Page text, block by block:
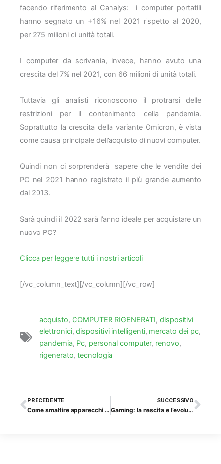
facendo riferimento al Canalys: i computer portatili
hanno segnato un +16% nel 2021 rispetto al 2020,
per 275 milioni di unità totali.
I computer da scrivania, invece, hanno avuto una
crescita del 7% nel 2021, con 66 milioni di unità totali.
Tuttavia gli analisti riconoscono il protrarsi delle
restrizioni per il contenimento della pandemia.
Soprattutto la crescita della variante Omicron, è vista
come causa principale dell’acquisto di nuovi computer.
Quindi non ci sorprenderà sapere che le vendite dei
PC nel 2021 hanno registrato il più grande aumento
dal 2013.
Sarà quindi il 2022 sarà l’anno ideale per acquistare un
nuovo PC?
Clicca per leggere tutti i nostri articoli
[/vc_column_text][/vc_column][/vc_row]
acquisto, COMPUTER RIGENERATI, dispositivi
elettronici, dispositivi intelligenti, mercato dei pc,
pandemia, Pc, personal computer, renovo,
rigenerato, tecnologia
PRECEDENTE
Come smaltire apparecchi elettronici obsoleti?
SUCCESSIVO
Gaming: la nascita e l’evoluzione